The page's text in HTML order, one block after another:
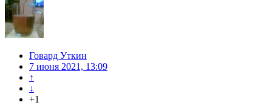
Говард Уткин
7 июня 2021, 13:09
↑
↓
+1